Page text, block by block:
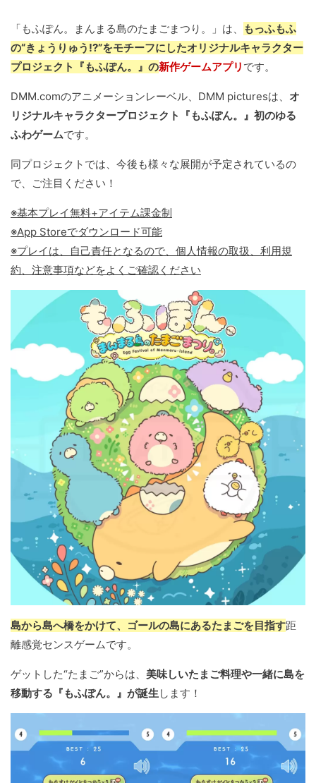
「もふぽん。まんまる島のたまごまつり。」は、
もっふもふ
の“きょうりゅう!?”をモチーフにしたオリジナルキャラクター
プロジェクト『もふぽん。』の新作ゲームアプリ です。
DMM.comのアニメーションレーベル、DMM picturesは、 オ
リジナルキャラクタープロジェクト『もふぽん。』初のゆる
ふわゲームです。
同プロジェクトでは、今後も様々な展開が予定されているの
で、ご注目ください！
※基本プレイ無料+アイテム課金制
※App Storeでダウンロード可能
※プレイは、自己責任となるので、個人情報の取扱、利用規
約、注意事項などをよくご確認ください
島から島へ橋をかけて、ゴールの島にあるたまごを目指す距
離感覚センスゲームです。
ゲットした“たまご”からは、 美味しいたまご料理や一緒に島を
移動する『もふぽん。』が誕生 します！